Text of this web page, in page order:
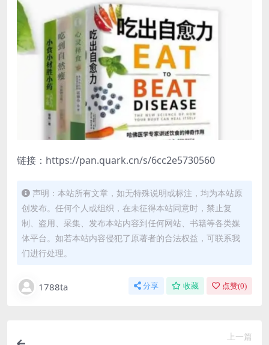
链接：https://pan.quark.cn/s/6cc2e5730560
声明：本站所有文章，如无特殊说明或标注，均为本站原
创发布。任何个人或组织，在未征得本站同意时，禁止复
制、盗用、采集、发布本站内容到任何网站、书籍等各类媒
体平台。如若本站内容侵犯了原著者的合法权益，可联系我
们进行处理。
1788ta 分享 收藏 点赞(0)
上一篇